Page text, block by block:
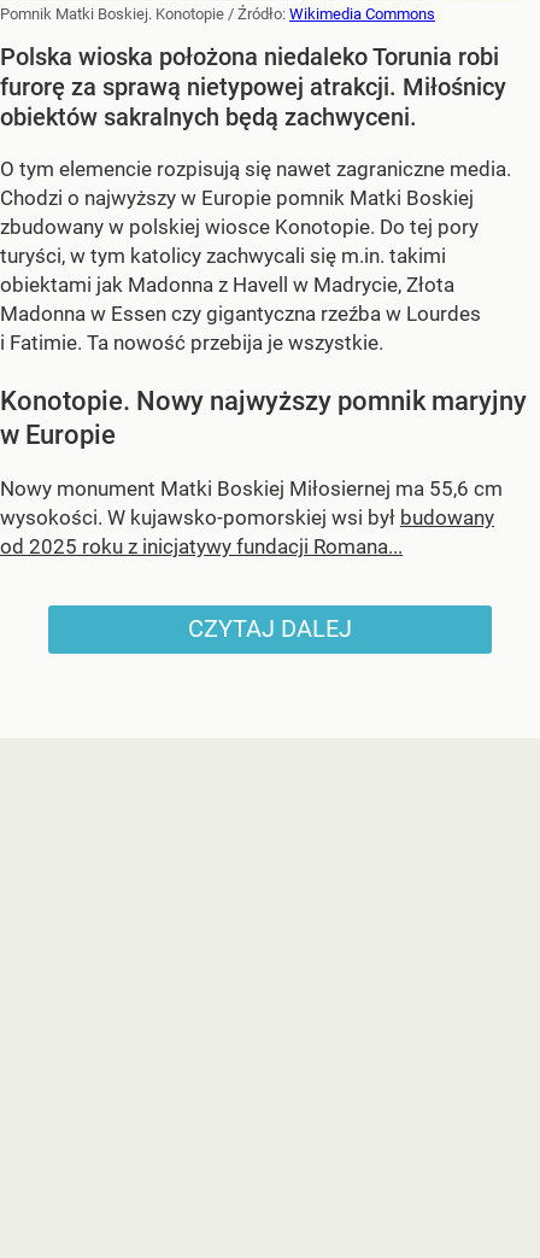
Pomnik Matki Boskiej. Konotopie / Źródło: Wikimedia Commons
Polska wioska położona niedaleko Torunia robi
furorę za sprawą nietypowej atrakcji. Miłośnicy
obiektów sakralnych będą zachwyceni.
O tym elemencie rozpisują się nawet zagraniczne media.
Chodzi o najwyższy w Europie pomnik Matki Boskiej
zbudowany w polskiej wiosce Konotopie. Do tej pory
turyści, w tym katolicy zachwycali się m.in. takimi
obiektami jak Madonna z Havell w Madrycie, Złota
Madonna w Essen czy gigantyczna rzeźba w Lourdes
i Fatimie. Ta nowość przebija je wszystkie.
Konotopie. Nowy najwyższy pomnik maryjny
w Europie
Nowy monument Matki Boskiej Miłosiernej ma 55,6 cm
wysokości. W kujawsko-pomorskiej wsi był budowany
od 2025 roku z inicjatywy fundacji Romana...
CZYTAJ DALEJ